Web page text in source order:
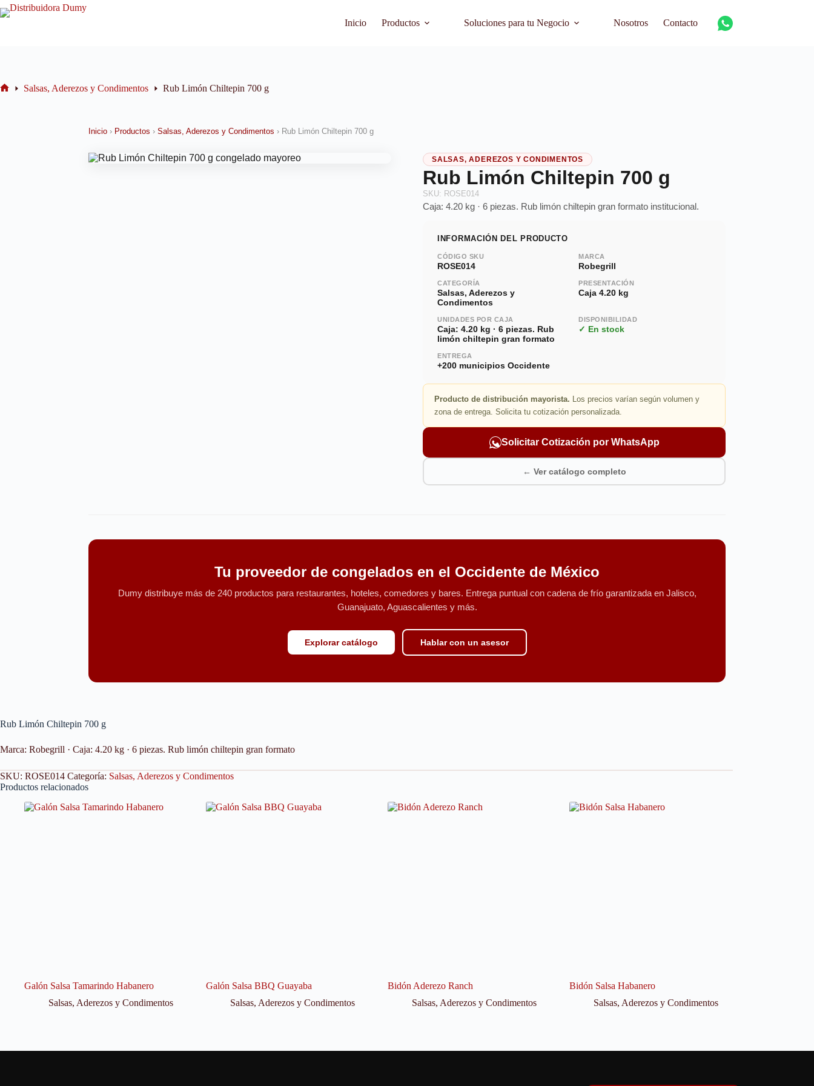
Inicio Productos Soluciones para tu Negocio Nosotros Contacto
Salsas, Aderezos y Condimentos Rub Limón Chiltepin 700 g
Inicio › Productos › Salsas, Aderezos y Condimentos › Rub Limón Chiltepin 700 g
SALSAS, ADEREZOS Y CONDIMENTOS
Rub Limón Chiltepin 700 g
SKU: ROSE014
Caja: 4.20 kg · 6 piezas. Rub limón chiltepin gran formato institucional.
INFORMACIÓN DEL PRODUCTO
CÓDIGO SKU
ROSE014
MARCA
Robegrill
CATEGORÍA
Salsas, Aderezos y
Condimentos
PRESENTACIÓN
Caja 4.20 kg
UNIDADES POR CAJA
Caja: 4.20 kg · 6 piezas. Rub
limón chiltepin gran formato
DISPONIBILIDAD
✓ En stock
ENTREGA
+200 municipios Occidente
Producto de distribución mayorista. Los precios varían según volumen y
zona de entrega. Solicita tu cotización personalizada.
Solicitar Cotización por WhatsApp
← Ver catálogo completo
Tu proveedor de congelados en el Occidente de México
Dumy distribuye más de 240 productos para restaurantes, hoteles, comedores y bares. Entrega puntual con cadena de frío garantizada en Jalisco,
Guanajuato, Aguascalientes y más.
Explorar catálogo Hablar con un asesor
Rub Limón Chiltepin 700 g
Marca: Robegrill · Caja: 4.20 kg · 6 piezas. Rub limón chiltepin gran formato
SKU: ROSE014 Categoría: Salsas, Aderezos y Condimentos
Productos relacionados
Galón Salsa Tamarindo Habanero
Salsas, Aderezos y Condimentos
Galón Salsa BBQ Guayaba
Salsas, Aderezos y Condimentos
Bidón Aderezo Ranch
Salsas, Aderezos y Condimentos
Bidón Salsa Habanero
Salsas, Aderezos y Condimentos